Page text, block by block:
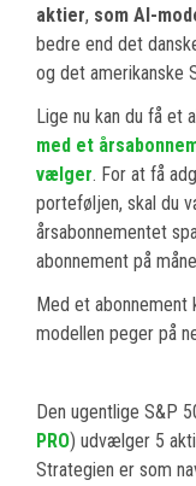
aktier, som AI-
bedre end det
og det amerikanske
Lige nu kan du få et
med et
vælger. For at få
porteføljen, skal du
årsabonnementet
abonnement på
Med et abonnement
modellen peger på
Den ugentlige S&P
PRO) udvælger 5
Strategien er som